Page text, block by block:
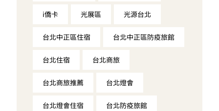
i僑卡 光展區 光源台北
台北中正區住宿 台北中正區防疫旅館
台北住宿 台北商旅
台北商旅推薦 台北燈會
台北燈會住宿 台北防疫旅館